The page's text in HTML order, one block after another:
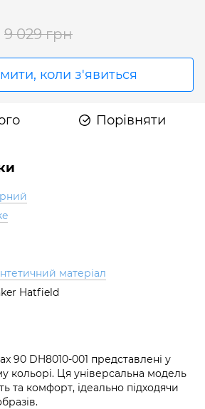
9 029 грн
коли з'явиться
Порівняти
матеріал
Hatfield
90 DH8010-001 представлені у
кольорі. Ця універсальна модель
та комфорт, ідеально підходячи